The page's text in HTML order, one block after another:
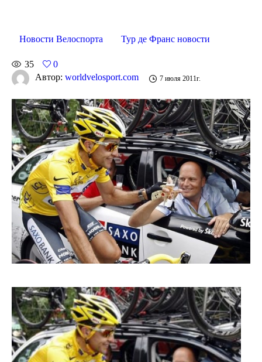
Новости Велоспорта Тур де Франс новости
35
0
Автор: worldvelosport.com 7 июля 2011г.